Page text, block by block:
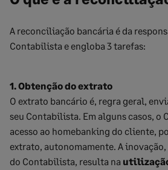
A reconciliação bancária é da
Contabilista e engloba 3 tarefas:
1. Obtenção do extrato
O extrato bancário é, regra geral,
seu Contabilista. Em alguns casos, o
acesso ao homebanking do cliente,
extrato, autonomamente. A
do Contabilista, resulta na